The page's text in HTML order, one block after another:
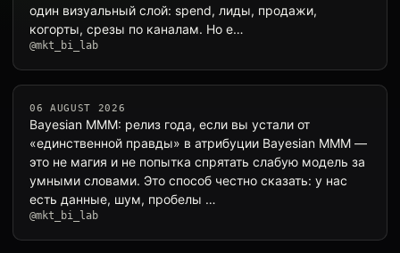
один визуальный слой: spend, лиды, продажи,
когорты, срезы по каналам. Но е…
@mkt_bi_lab
06 AUGUST 2026
Bayesian MMM: релиз года, если вы устали от
«единственной правды» в атрибуции Bayesian MMM —
это не магия и не попытка спрятать слабую модель за
умными словами. Это способ честно сказать: у нас
есть данные, шум, пробелы …
@mkt_bi_lab